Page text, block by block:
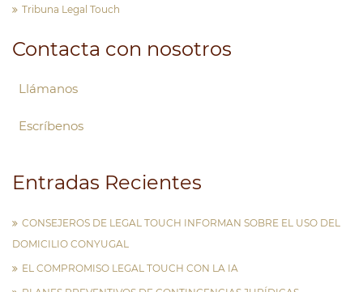
Tribuna Legal Touch
Contacta con nosotros
Llámanos
Escríbenos
Entradas Recientes
CONSEJEROS DE LEGAL TOUCH INFORMAN SOBRE EL USO DEL
DOMICILIO CONYUGAL
EL COMPROMISO LEGAL TOUCH CON LA IA